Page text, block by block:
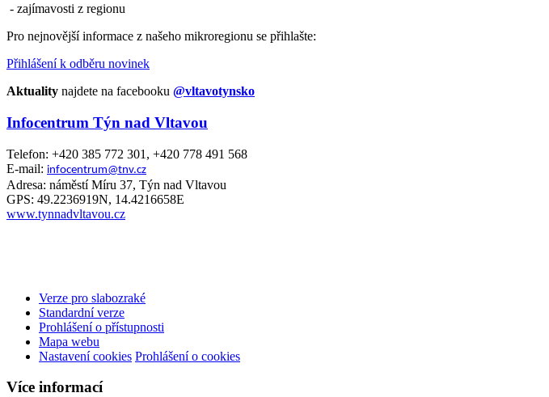
- zajímavosti z regionu
Pro nejnovější informace z našeho mikroregionu se přihlašte:
Přihlášení k odběru novinek
Aktuality najdete na facebooku @vltavotynsko
Infocentrum Týn nad Vltavou
Telefon: +420 385 772 301, +420 778 491 568
E-mail: infocentrum@tnv.cz
Adresa: náměstí Míru 37, Týn nad Vltavou
GPS: 49.2236919N, 14.4216658E
www.tynnadvltavou.cz
Verze pro slabozraké
Standardní verze
Prohlášení o přístupnosti
Mapa webu
Nastavení cookies Prohlášení o cookies
Více informací